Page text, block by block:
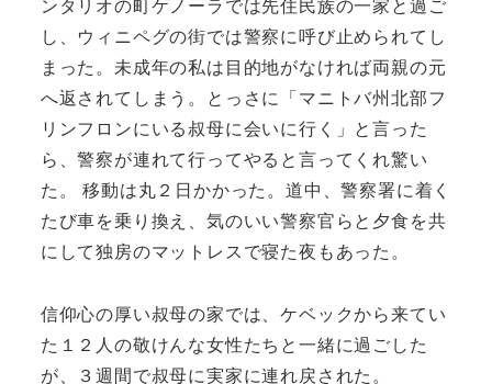
ンタリオの町ケノーラでは先住民族の一家と過ご
し、ウィニペグの街では警察に呼び止められてし
まった。未成年の私は目的地がなければ両親の元
へ返されてしまう。とっさに「マニトバ州北部フ
リンフロンにいる叔母に会いに行く」と言った
ら、警察が連れて行ってやると言ってくれ驚い
た。 移動は丸２日かかった。道中、警察署に着く
たび車を乗り換え、気のいい警察官らと夕食を共
にして独房のマットレスで寝た夜もあった。
信仰心の厚い叔母の家では、ケベックから来てい
た１２人の敬けんな女性たちと一緒に過ごした
が、３週間で叔母に実家に連れ戻された。